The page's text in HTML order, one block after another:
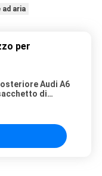
ad aria
per
Audi A6
di